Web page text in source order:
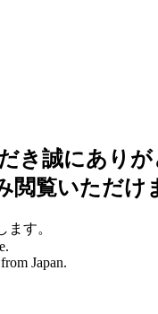
き誠にありが
覧いただけ
ます。
Japan.